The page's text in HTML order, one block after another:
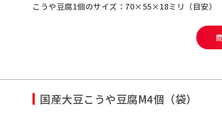
こうや豆腐1個のサイズ：70×55×18ミリ（目安）
国産大豆こうや豆腐M4個（袋）